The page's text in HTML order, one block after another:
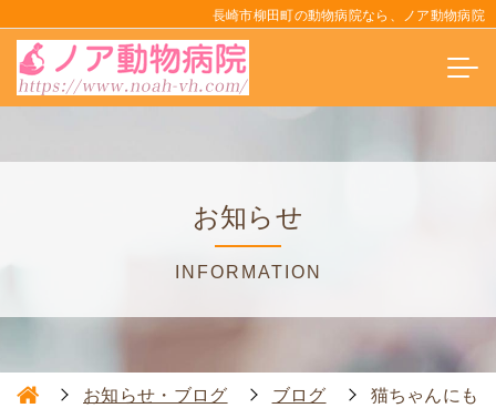
長崎市柳田町の動物病院なら、ノア動物病院
お知らせ
INFORMATION
お知らせ・ブログ ブログ 猫ちゃんにも